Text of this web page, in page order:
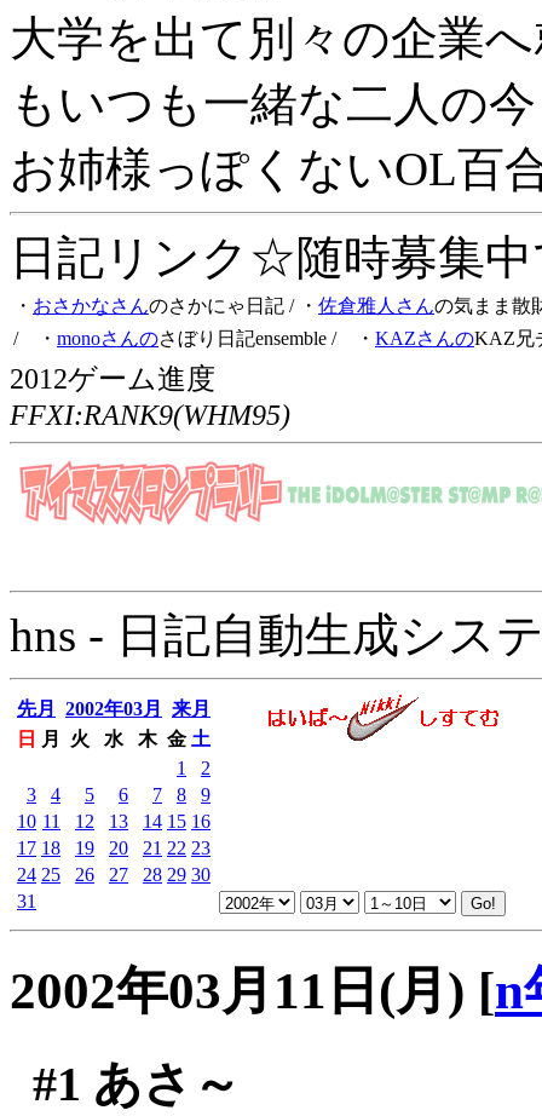
大学を出て別々の企業
もいつも一緒な二人の
お姉様っぽくないOL百
日記リンク☆随時募集
・ おさかなさんのさかにゃ日記 / ・ 佐倉雅人さんの気まま散
/ ・ monoさんのさぼり日記ensemble / ・ KAZさんのKAZ兄
2012ゲーム進度
FFXI:RANK9(WHM95)
hns - 日記自動生成シス
先月 2002年03月
来月
日
月 火 水 木 金 土
1
2
3
4 5 6 7 8
9
10 11 12 13 14 15 16
17 18 19 20 21 22 23
24 25 26 27 28 29 30
31
2002年03月11日(月) [n
#1 あさ～